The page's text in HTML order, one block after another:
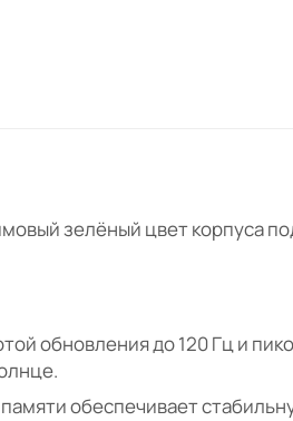
зелёный цвет корпуса
обновления до 120 Гц и
обеспечивает